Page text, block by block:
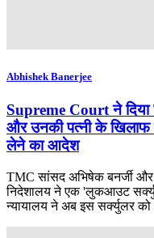
Abhishek Banerjee
Supreme Court ने
और उनकी पत्नी के
लेने का आदेश
TMC सांसद अभिषेक बनर्जी और
निदेशालय ने एक 'लुकआउट
न्यायालय ने अब इस सर्क्युलर